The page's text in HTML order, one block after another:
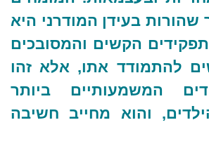
בעידן המודרני היא
הקשים והמסובכים
להתמודד אתו, אלא זהו
המשמעותיים ביותר
והוא מחייב חשיבה